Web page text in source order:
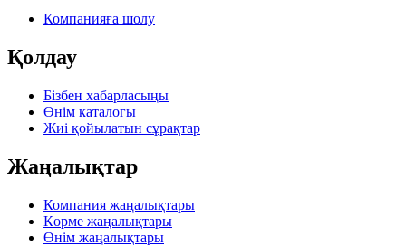
Компанияға шолу
Қолдау
Бізбен хабарласыңы
Өнім каталогы
Жиі қойылатын сұрақтар
Жаңалықтар
Компания жаңалықтары
Көрме жаңалықтары
Өнім жаңалықтары